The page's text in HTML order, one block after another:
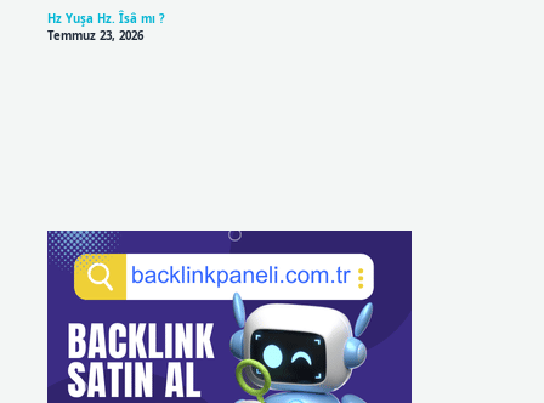
Hz Yuşa Hz. Îsâ mı ?
Temmuz 23, 2026